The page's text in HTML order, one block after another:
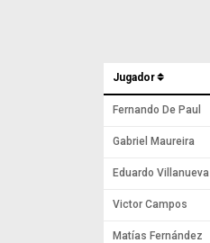
Jugador
Fernando De Paul
Gabriel Maureira
Eduardo Villanueva
Victor Campos
Matías Fernández